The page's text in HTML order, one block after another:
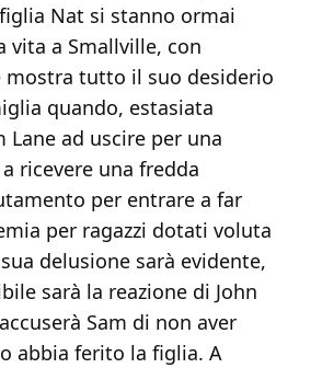
Nat si stanno ormai
vita a Smallville, con
mostra tutto il suo desiderio
quando, estasiata
Lane ad uscire per una
ricevere una fredda
per entrare a far
per ragazzi dotati voluta
delusione sarà evidente,
sarà la reazione di John
Sam di non aver
abbia ferito la figlia. A